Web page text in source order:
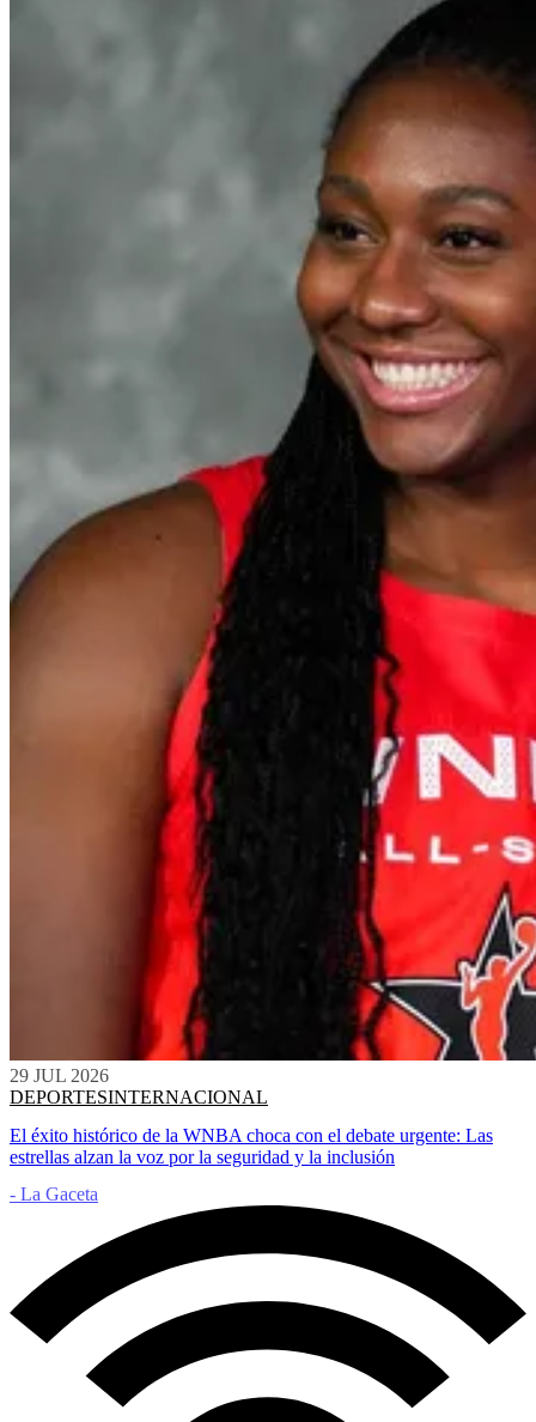
29 JUL 2026
DEPORTESINTERNACIONAL
El éxito histórico de la WNBA choca con el debate urgente: Las
estrellas alzan la voz por la seguridad y la inclusión
- La Gaceta